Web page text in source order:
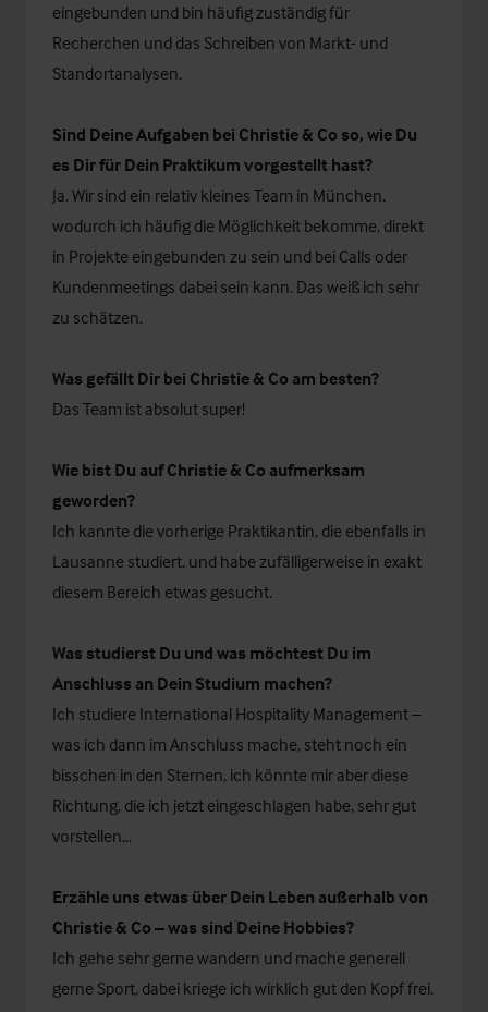
eingebunden und bin häufig zuständig für
Recherchen und das Schreiben von Markt- und
Standortanalysen.
Sind Deine Aufgaben bei Christie & Co so, wie Du
es Dir für Dein Praktikum vorgestellt hast?
Ja. Wir sind ein relativ kleines Team in München,
wodurch ich häufig die Möglichkeit bekomme, direkt
in Projekte eingebunden zu sein und bei Calls oder
Kundenmeetings dabei sein kann. Das weiß ich sehr
zu schätzen.
Was gefällt Dir bei Christie & Co am besten?
Das Team ist absolut super!
Wie bist Du auf Christie & Co aufmerksam
geworden?
Ich kannte die vorherige Praktikantin, die ebenfalls in
Lausanne studiert, und habe zufälligerweise in exakt
diesem Bereich etwas gesucht.
Was studierst Du und was möchtest Du im
Anschluss an Dein Studium machen?
Ich studiere International Hospitality Management –
was ich dann im Anschluss mache, steht noch ein
bisschen in den Sternen, ich könnte mir aber diese
Richtung, die ich jetzt eingeschlagen habe, sehr gut
vorstellen…
Erzähle uns etwas über Dein Leben außerhalb von
Christie & Co – was sind Deine Hobbies?
Ich gehe sehr gerne wandern und mache generell
gerne Sport, dabei kriege ich wirklich gut den Kopf frei.